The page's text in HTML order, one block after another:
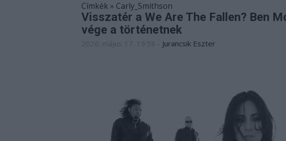
Címkék » Carly_Smithson
Visszatér a We Are The Fallen? Ben
vége a történetnek
Jurancsik Eszter